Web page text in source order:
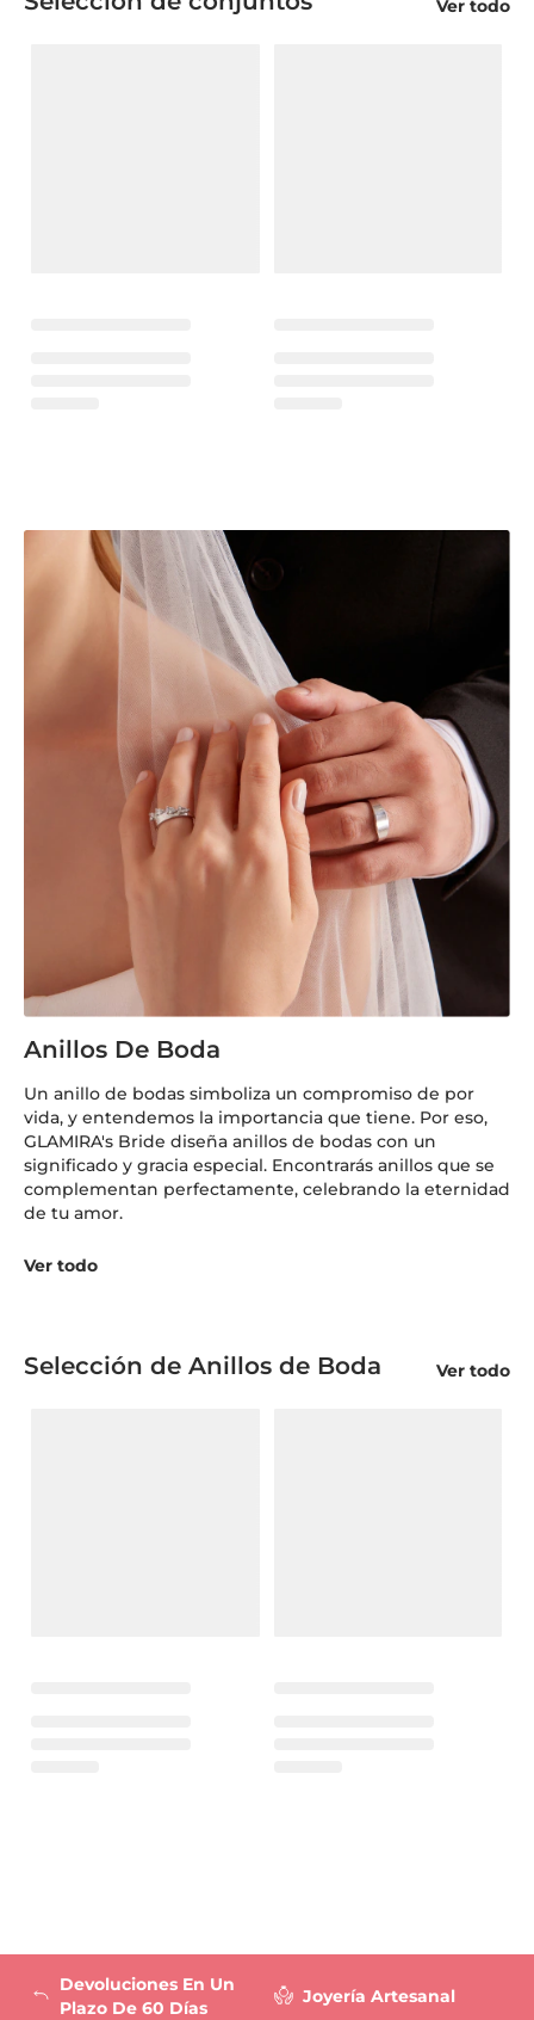
Ver todo
Anillos De Boda
Un anillo de bodas simboliza un compromiso de por
vida, y entendemos la importancia que tiene. Por eso,
GLAMIRA's Bride diseña anillos de bodas con un
significado y gracia especial. Encontrarás anillos que se
complementan perfectamente, celebrando la eternidad
de tu amor.
Ver todo
Selección de Anillos de Boda Ver todo
Devoluciones En Un
Plazo De 60 Días
Joyería Artesanal